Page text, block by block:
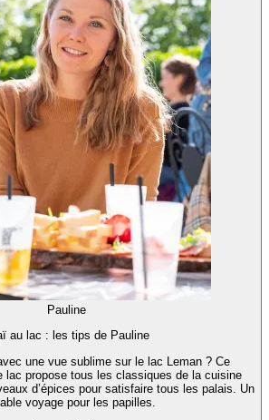
Pauline
au lac : les tips de Pauline
une vue sublime sur le lac Leman ? Ce
lac propose tous les classiques de la cuisine
d’épices pour satisfaire tous les palais. Un
voyage pour les papilles.